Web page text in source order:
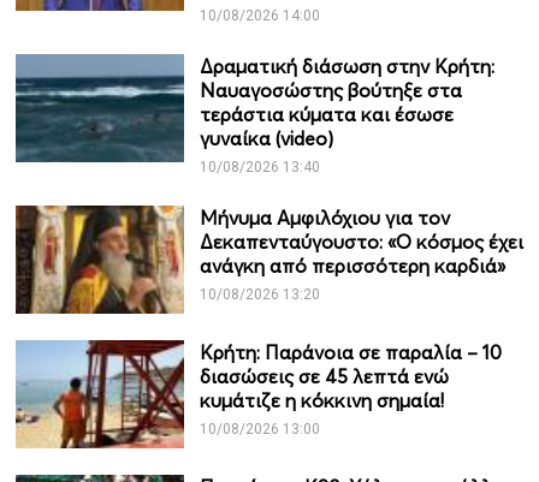
10/08/2026 14:00
Δραματική διάσωση στην Κρήτη:
Ναυαγοσώστης βούτηξε στα
τεράστια κύματα και έσωσε
γυναίκα (video)
10/08/2026 13:40
Μήνυμα Αμφιλόχιου για τον
Δεκαπενταύγουστο: «Ο κόσμος έχει
ανάγκη από περισσότερη καρδιά»
10/08/2026 13:20
Κρήτη: Παράνοια σε παραλία – 10
διασώσεις σε 45 λεπτά ενώ
κυμάτιζε η κόκκινη σημαία!
10/08/2026 13:00